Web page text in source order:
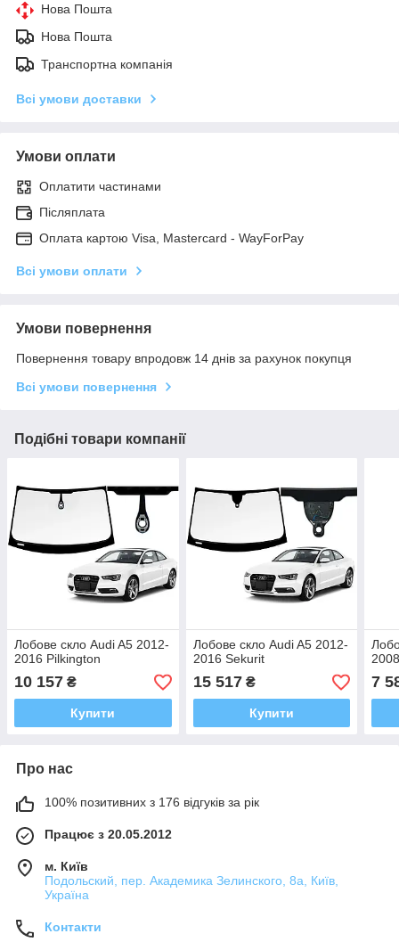
Нова Пошта
Нова Пошта
Транспортна компанія
Всі умови доставки
Умови оплати
Оплатити частинами
Післяплата
Оплата картою Visa, Mastercard - WayForPay
Всі умови оплати
Умови повернення
Повернення товару впродовж 14 днів за рахунок покупця
Всі умови повернення
Подібні товари компанії
Лобове скло Audi A5 2012-
2016 Pilkington
10 157 ₴
Купити
Лобове скло Audi A5 2012-
2016 Sekurit
15 517₴
Купити
7
Про нас
100% позитивних з 176 відгуків за рік
Працює з 20.05.2012
м. Київ
Подольский, пер. Академика Зелинского, 8а, Київ,
Україна
Контакти